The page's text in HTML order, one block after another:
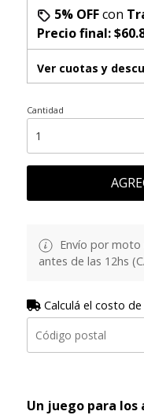
5% OFFcon
Precio final:
Ver cuotas y
Cantidad
Envío por moto
antes de las 12hs
Calculá el costo de
Un juego para los